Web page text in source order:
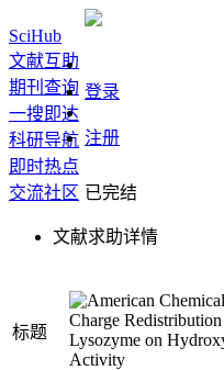
SciHub
文献互助
期刊查询
一搜即达
科研导航
即时热点
交流社区
登录
注册
已完结
文献求助详情
标题
Charge
Lysozyme on
Activity